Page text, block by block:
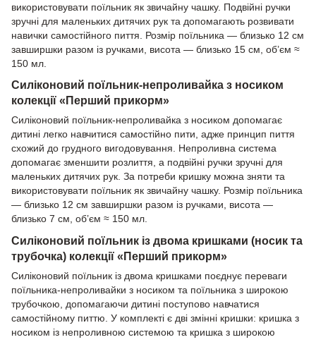
використовувати поїльник як звичайну чашку. Подвійні ручки
зручні для маленьких дитячих рук та допомагають розвивати
навички самостійного пиття. Розмір поїльника — близько 12 см
завширшки разом із ручками, висота — близько 15 см, об’єм ≈
150 мл.
Силіконовий поїльник-непроливайка з носиком
колекції «Перший прикорм»
Силіконовий поїльник-непроливайка з носиком допомагає
дитині легко навчитися самостійно пити, адже принцип пиття
схожий до грудного вигодовування. Непроливна система
допомагає зменшити розлиття, а подвійні ручки зручні для
маленьких дитячих рук. За потреби кришку можна зняти та
використовувати поїльник як звичайну чашку. Розмір поїльника
— близько 12 см завширшки разом із ручками, висота —
близько 7 см, об’єм ≈ 150 мл.
Силіконовий поїльник із двома кришками (носик та
трубочка) колекції «Перший прикорм»
Силіконовий поїльник із двома кришками поєднує переваги
поїльника-непроливайки з носиком та поїльника з широкою
трубочкою, допомагаючи дитині поступово навчатися
самостійному питтю. У комплекті є дві змінні кришки: кришка з
носиком із непроливною системою та кришка з широкою